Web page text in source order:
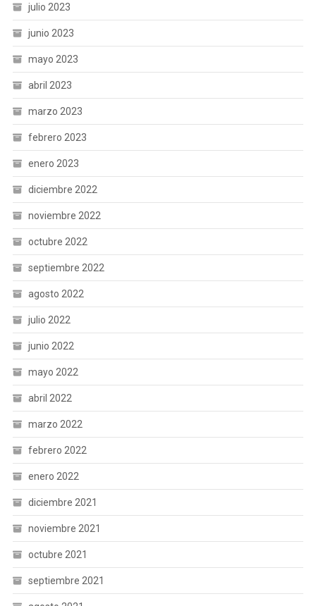
julio 2023
junio 2023
mayo 2023
abril 2023
marzo 2023
febrero 2023
enero 2023
diciembre 2022
noviembre 2022
octubre 2022
septiembre 2022
agosto 2022
julio 2022
junio 2022
mayo 2022
abril 2022
marzo 2022
febrero 2022
enero 2022
diciembre 2021
noviembre 2021
octubre 2021
septiembre 2021